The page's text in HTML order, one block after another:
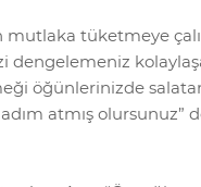
tüketmeye
öğünlerinizde
atmış olursunuz”